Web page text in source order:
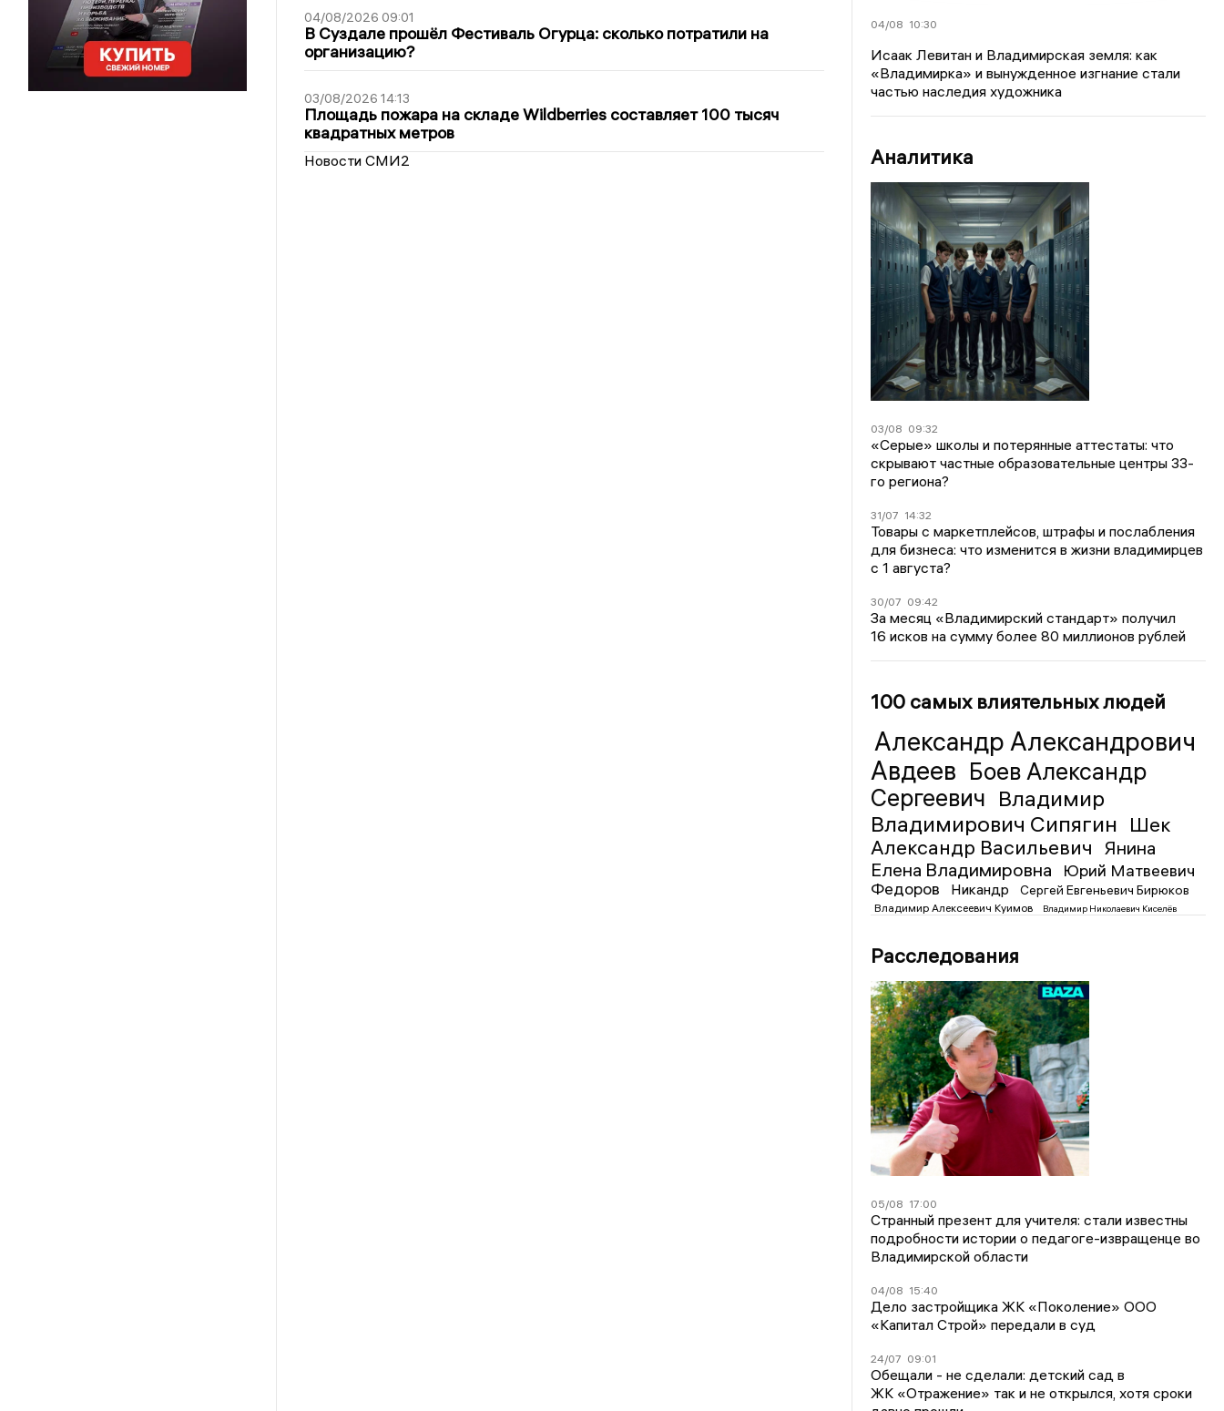
04/08/2026 09:01
В Суздале прошёл Фестиваль Огурца: сколько потратили на
организацию?
03/08/2026 14:13
Площадь пожара на складе Wildberries составляет 100 тысяч
квадратных метров
Новости СМИ2
04/08 10:30
Исаак Левитан и Владимирская земля: как
«Владимирка» и вынужденное изгнание стали
частью наследия художника
Аналитика
03/08 09:32
«Серые» школы и потерянные аттестаты: что
скрывают частные образовательные центры 33-
го региона?
31/07 14:32
Товары с маркетплейсов, штрафы и послабления
для бизнеса: что изменится в жизни владимирцев
с 1 августа?
30/07 09:42
За месяц «Владимирский стандарт» получил
16 исков на сумму более 80 миллионов рублей
100 самых влиятельных людей
Александр Александрович
Авдеев Боев Александр
Сергеевич Владимир
Владимирович Сипягин Шек
Александр Васильевич
Янина
Елена Владимировна
Юрий Матвеевич
Федоров
Никандр Сергей Евгеньевич Бирюков
Владимир Алексеевич Куимов Владимир Николаевич Киселёв
Расследования
05/08 17:00
Странный презент для учителя: стали известны
подробности истории о педагоге-извращенце во
Владимирской области
04/08 15:40
Дело застройщика ЖК «Поколение» ООО
«Капитал Строй» передали в суд
24/07 09:01
Обещали - не сделали: детский сад в
ЖК «Отражение» так и не открылся, хотя сроки